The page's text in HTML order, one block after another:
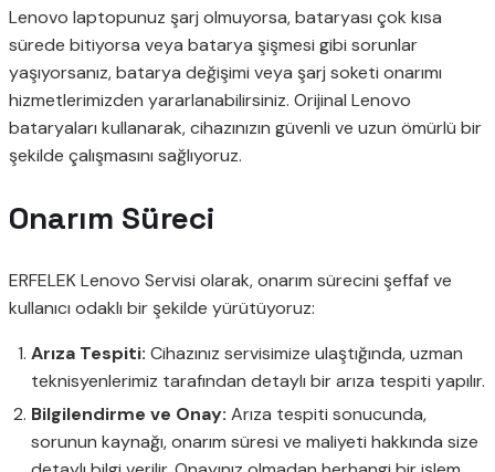
Lenovo laptopunuz şarj olmuyorsa, bataryası çok kısa
sürede bitiyorsa veya batarya şişmesi gibi sorunlar
yaşıyorsanız, batarya değişimi veya şarj soketi onarımı
hizmetlerimizden yararlanabilirsiniz. Orijinal Lenovo
bataryaları kullanarak, cihazınızın güvenli ve uzun ömürlü bir
şekilde çalışmasını sağlıyoruz.
Onarım Süreci
ERFELEK Lenovo Servisi olarak, onarım sürecini şeffaf ve
kullanıcı odaklı bir şekilde yürütüyoruz:
Arıza Tespiti: Cihazınız servisimize ulaştığında, uzman
teknisyenlerimiz tarafından detaylı bir arıza tespiti yapılır.
Bilgilendirme ve Onay: Arıza tespiti sonucunda,
sorunun kaynağı, onarım süresi ve maliyeti hakkında size